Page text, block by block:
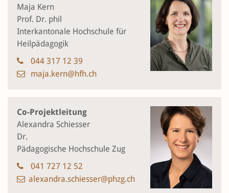
Maja Kern
Prof. Dr. phil
Interkantonale Hochschule für
Heilpädagogik
044 317 12 39
maja.kern@hfh.ch
Co-Projektleitung
Alexandra Schiesser
Dr.
Pädagogische Hochschule Zug
041 727 12 52
alexandra.schiesser@phzg.ch